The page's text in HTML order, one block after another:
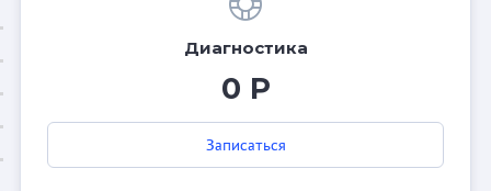
Диагностика
0 Р
Записаться